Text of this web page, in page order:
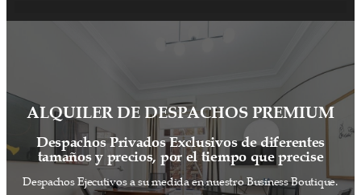
ALQUILER DE DESPACHOS PREMIUM
Despachos Privados Exclusivos de diferentes
tamaños y precios, por el tiempo que precise
Despachos Ejecutivos a su medida en nuestro Business Boutique.